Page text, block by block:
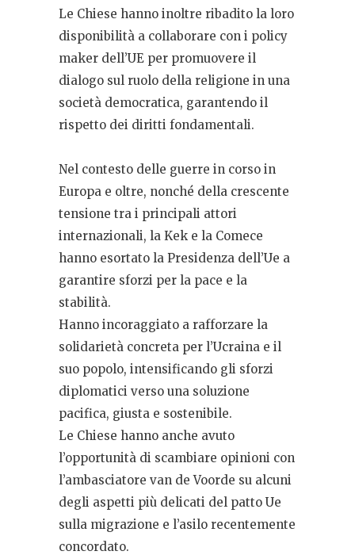
Le Chiese hanno inoltre ribadito la loro
disponibilità a collaborare con i policy
maker dell’UE per promuovere il
dialogo sul ruolo della religione in una
società democratica, garantendo il
rispetto dei diritti fondamentali.
Nel contesto delle guerre in corso in
Europa e oltre, nonché della crescente
tensione tra i principali attori
internazionali, la Kek e la Comece
hanno esortato la Presidenza dell’Ue a
garantire sforzi per la pace e la
stabilità.
Hanno incoraggiato a rafforzare la
solidarietà concreta per l’Ucraina e il
suo popolo, intensificando gli sforzi
diplomatici verso una soluzione
pacifica, giusta e sostenibile.
Le Chiese hanno anche avuto
l’opportunità di scambiare opinioni con
l’ambasciatore van de Voorde su alcuni
degli aspetti più delicati del patto Ue
sulla migrazione e l’asilo recentemente
concordato.